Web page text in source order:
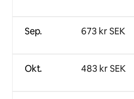
Sep.
Okt.
673 kr SEK
483 kr SEK